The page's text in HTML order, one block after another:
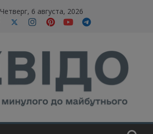
Четверг, 6 августа, 2026
modal-check